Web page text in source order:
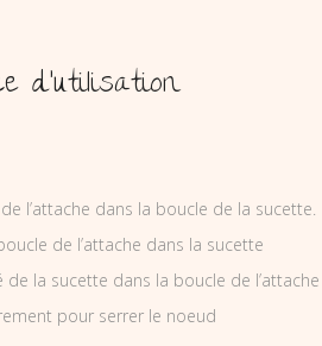
d’utilisation
l’attache dans la boucle de la sucette.
de l’attache dans la sucette
de la sucette dans la boucle de l’attache
pour serrer le noeud